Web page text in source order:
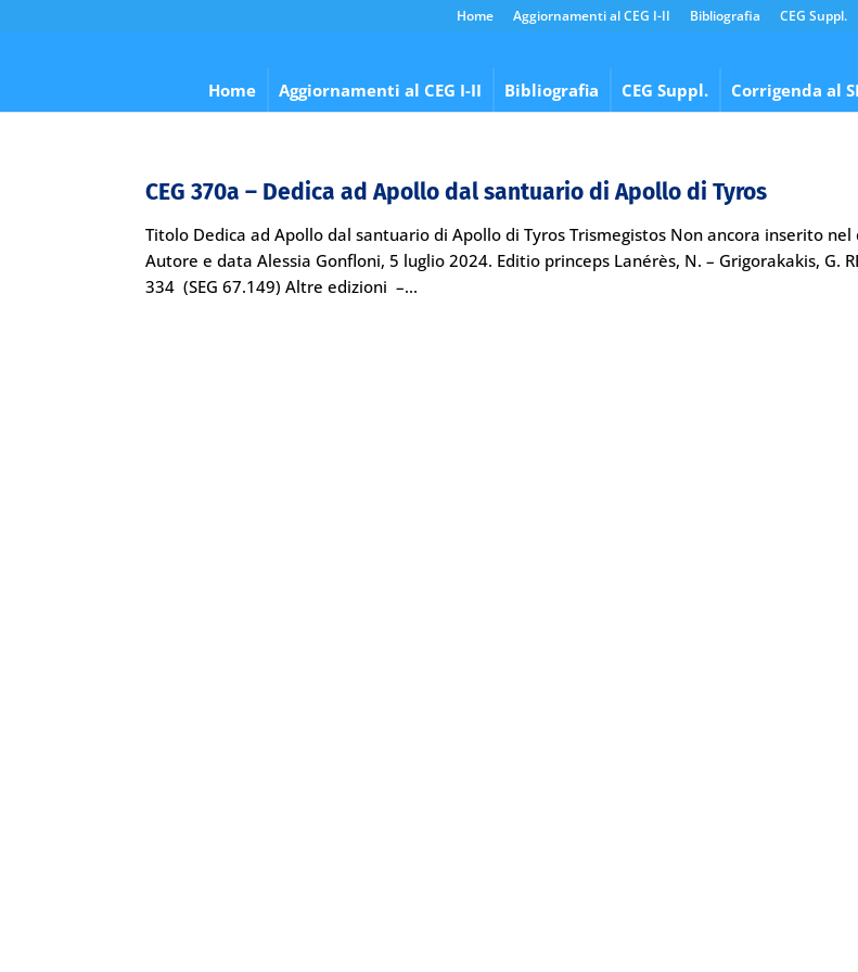
Home Aggiornamenti al CEG I-II Bibliografia CEG Suppl.
Home Aggiornamenti al CEG I-II Bibliografia CEG Suppl. Corrigenda al
CEG 370a – Dedica ad Apollo dal santuario di Apollo di Tyros
Titolo Dedica ad Apollo dal santuario di Apollo di Tyros Trismegistos Non ancora inserito nel
Autore e data Alessia Gonfloni, 5 luglio 2024. Editio princeps Lanérès, N. – Grigorakakis, G.
334 (SEG 67.149) Altre edizioni –...